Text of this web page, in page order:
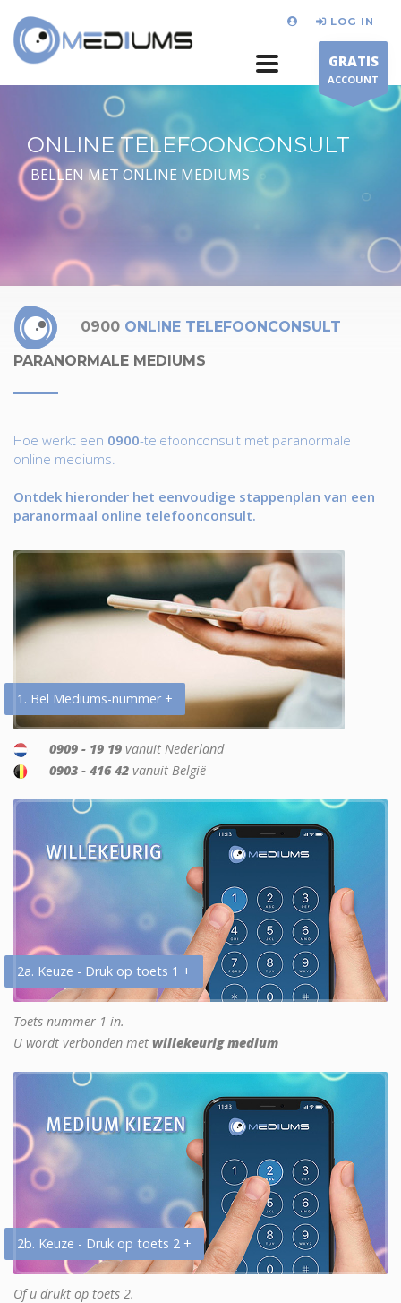
LOG IN
GRATIS
ACCOUNT
ONLINE TELEFOONCONSULT
BELLEN MET ONLINE MEDIUMS
0900 ONLINE TELEFOONCONSULT
PARANORMALE MEDIUMS
Hoe werkt een 0900-telefoonconsult met paranormale
online mediums.
Ontdek hieronder het eenvoudige stappenplan van een
paranormaal online telefoonconsult.
1. Bel Mediums-nummer +
0909 - 19 19 vanuit Nederland
0903 - 416 42 vanuit België
2a. Keuze - Druk op toets 1 +
Toets nummer 1 in.
U wordt verbonden met willekeurig medium
2b. Keuze - Druk op toets 2 +
Of u drukt op toets 2.